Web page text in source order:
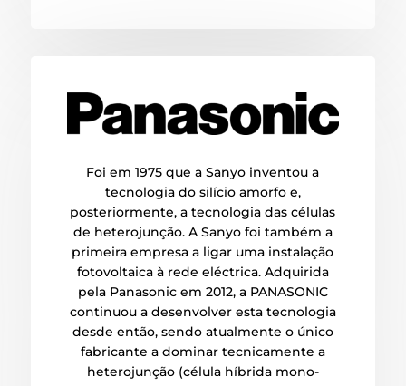
Foi em 1975 que a Sanyo inventou a
tecnologia do silício amorfo e,
posteriormente, a tecnologia das células
de heterojunção. A Sanyo foi também a
primeira empresa a ligar uma instalação
fotovoltaica à rede eléctrica. Adquirida
pela Panasonic em 2012, a PANASONIC
continuou a desenvolver esta tecnologia
desde então, sendo atualmente o único
fabricante a dominar tecnicamente a
heterojunção (célula híbrida mono-